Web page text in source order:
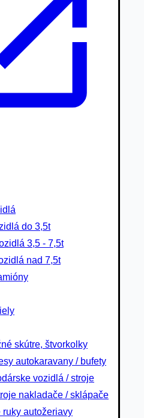
do 3,5t
3,5 - 7,5t
nad 7,5t
skútre, štvorkolky
autokaravany / bufety
vozidlá / stroje
nakladače / sklápače
ruky autožeriavy
- 7,5t
7,5t
štvorkolky
/ bufety
/ stroje
/ sklápače